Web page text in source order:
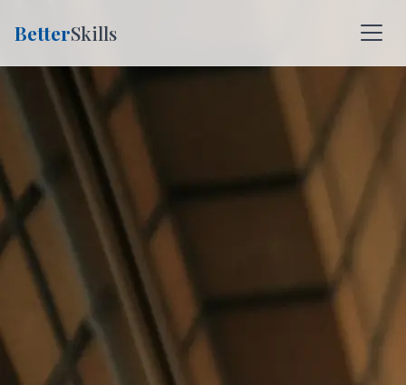
BetterSkills